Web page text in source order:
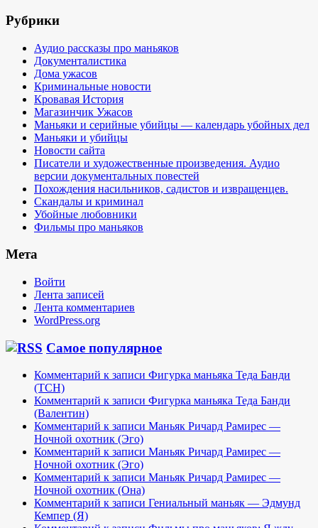
Рубрики
Аудио рассказы про маньяков
Документалистика
Дома ужасов
Криминальные новости
Кровавая История
Магазинчик Ужасов
Маньяки и серийные убийцы — календарь убойных дел
Маньяки и убийцы
Новости сайта
Писатели и художественные произведения. Аудио
версии документальных повестей
Похождения насильников, садистов и извращенцев.
Скандалы и криминал
Убойные любовники
Фильмы про маньяков
Мета
Войти
Лента записей
Лента комментариев
WordPress.org
Самое популярное
Комментарий к записи Фигурка маньяка Теда Банди
(TCH)
Комментарий к записи Фигурка маньяка Теда Банди
(Валентин)
Комментарий к записи Маньяк Ричард Рамирес —
Ночной охотник (Эго)
Комментарий к записи Маньяк Ричард Рамирес —
Ночной охотник (Эго)
Комментарий к записи Маньяк Ричард Рамирес —
Ночной охотник (Она)
Комментарий к записи Гениальный маньяк — Эдмунд
Кемпер (Я)